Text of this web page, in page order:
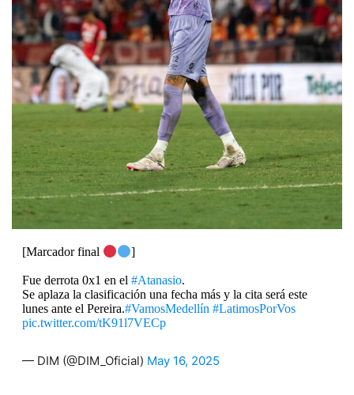
[Marcador final ]
Fue derrota 0x1 en el #Atanasio.
Se aplaza la clasificación una fecha más y la cita será este
lunes ante el Pereira.#VamosMedellín #LatimosPorVos
pic.twitter.com/tK91l7VECp
— DIM (@DIM_Oficial) May 16, 2025